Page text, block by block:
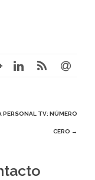
PERSONAL TV: NÚMERO
CERO →